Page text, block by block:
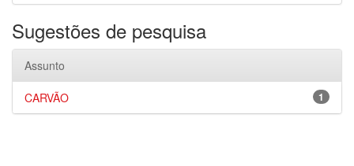
Sugestões de pesquisa
Assunto
1
CARVÃO